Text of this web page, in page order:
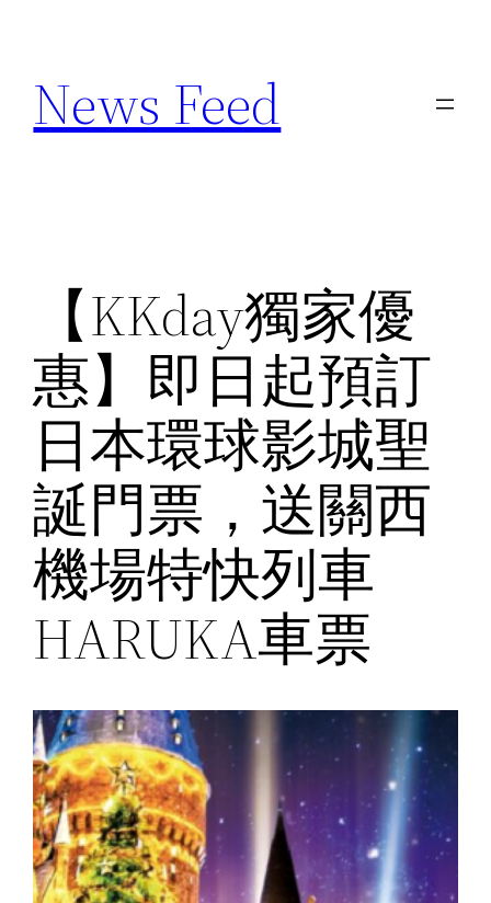
content
News Feed
【KKday獨家優
惠】即日起預訂
日本環球影城聖
誕門票，送關西
機場特快列車
HARUKA車票